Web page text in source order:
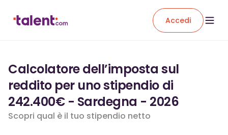
Accedi
Calcolatore dell’imposta sul
reddito per uno stipendio di
242.400€ - Sardegna - 2026
Scopri qual è il tuo stipendio netto